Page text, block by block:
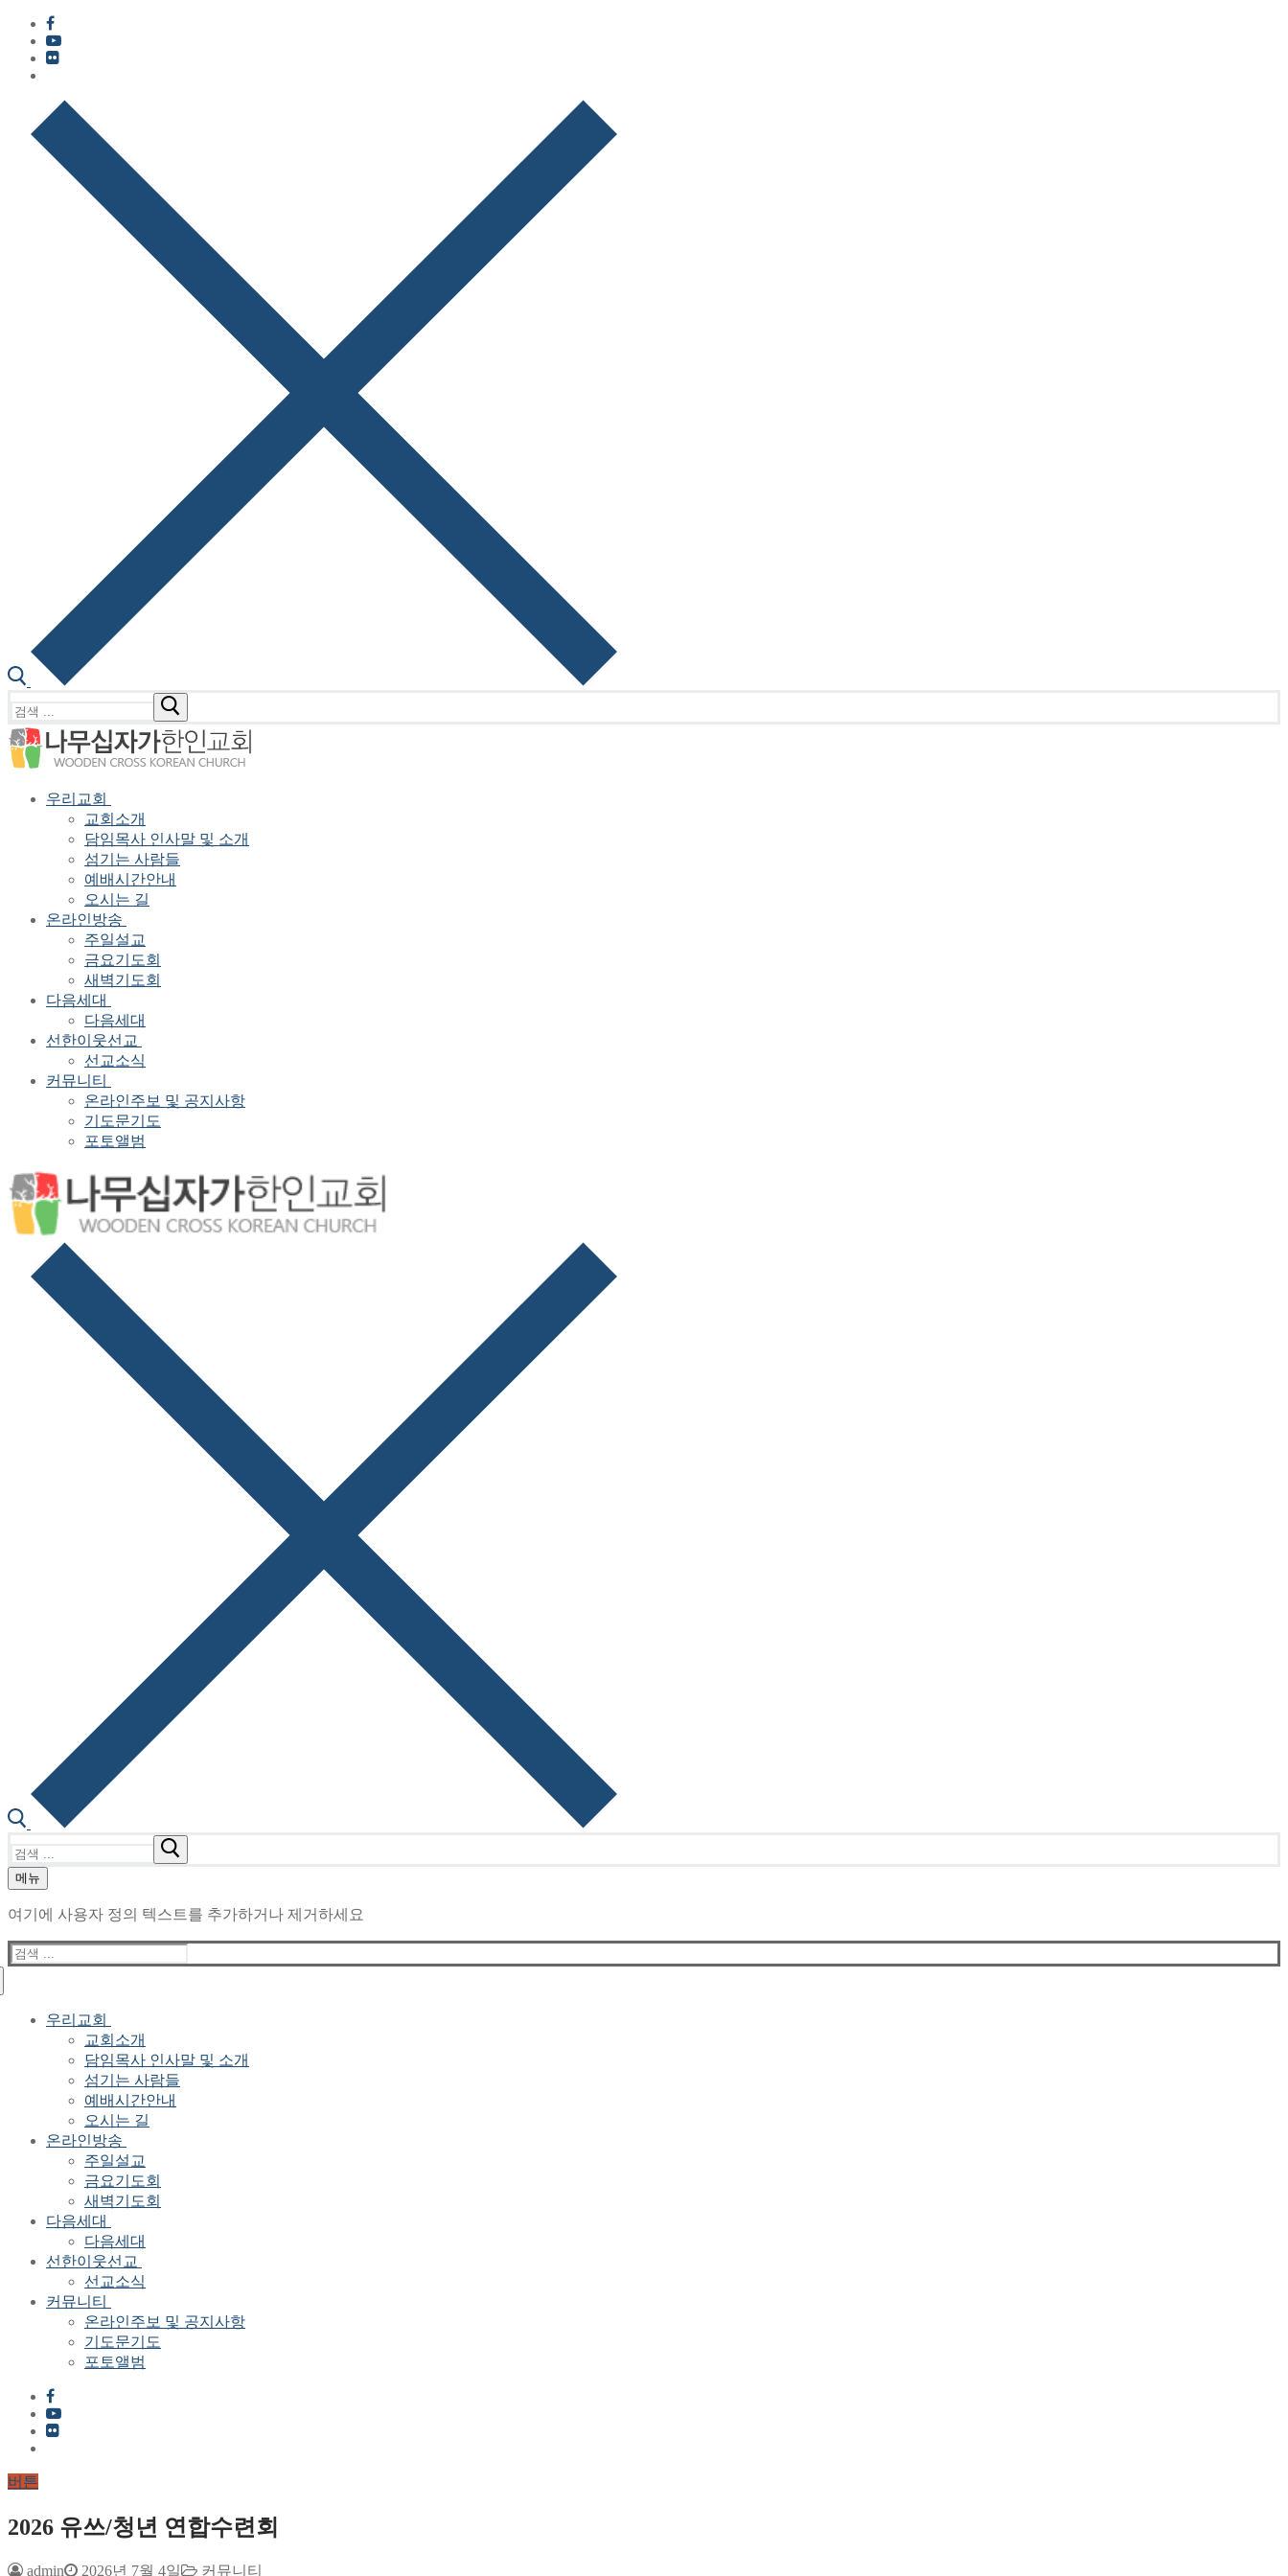
색
:
우리교회
교회소개
담임목사 인사말 및 소개
섬기는 사람들
예배시간안내
오시는 길
온라인방송
주일설교
금요기도회
새벽기도회
다음세대
다음세대
선한이웃선교
선교소식
커뮤니티
온라인주보 및 공지사항
기도문기도
포토앨범
색
메뉴
여기에 사용자 정의 텍스트를 추가하거나 제거하세요
검
색
우리교회
교회소개
담임목사 인사말 및 소개
섬기는 사람들
예배시간안내
오시는 길
온라인방송
주일설교
금요기도회
새벽기도회
다음세대
다음세대
선한이웃선교
선교소식
커뮤니티
온라인주보 및 공지사항
기도문기도
포토앨범
버튼
2026 유쓰/청년 연합수련회
admin 2026년 7월 4일 커뮤니티